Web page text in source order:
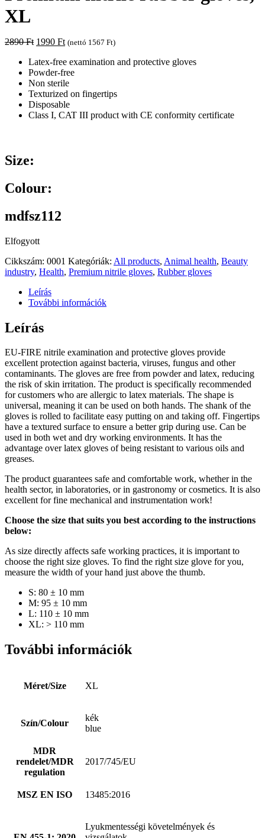
XL
2890Ft Original
was:
2890 Ft.
1990 FtCurrent
is:
1990 Ft.
(nettó 1567 Ft)
Latex-free examination and protective gloves
Powder-free
Non sterile
Texturized on fingertips
Disposable
Class I, CAT III product with CE conformity certificate
Size:
Colour:
mdfsz112
Elfogyott
Cikkszám: 0001 Kategóriák: All products, Animal health, Beauty
industry, Health, Premium nitrile gloves, Rubber gloves
Leírás
További információk
Leírás
EU-FIRE nitrile examination and protective gloves provide
excellent protection against bacteria, viruses, fungus and other
contaminants. The gloves are free from powder and latex, reducing
the risk of skin irritation. The product is specifically recommended
for customers who are allergic to latex materials. The shape is
universal, meaning it can be used on both hands. The shank of the
gloves is rolled to facilitate easy putting on and taking off. Fingertips
have a textured surface to ensure a better grip during use. Can be
used in both wet and dry working environments. It has the
advantage over latex gloves of being resistant to various oils and
greases.
The product guarantees safe and comfortable work, whether in the
health sector, in laboratories, or in gastronomy or cosmetics. It is also
excellent for fine mechanical and instrumentation work!
Choose the size that suits you best according to the instructions
below:
As size directly affects safe working practices, it is important to
choose the right size gloves. To find the right size glove for you,
measure the width of your hand just above the thumb.
S: 80 ± 10 mm
M: 95 ± 10 mm
L: 110 ± 10 mm
XL: > 110 mm
További információk
Méret/Size XL
Szín/Colour
kék
blue
MDR
rendelet/MDR
regulation
2017/745/EU
MSZ EN ISO 13485:2016
Lyukmentességi követelmények és